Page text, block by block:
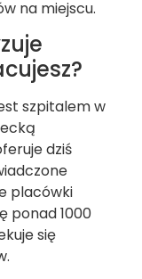
na miejscu.
szpitalem w
dziś
placówki
ponad 1000
się